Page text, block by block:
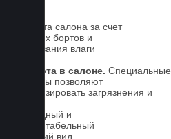
Чистота салона за счет
высоких бортов и
впитывания влаги
Чистота в салоне. Специальные
выступы позволяют
локализировать загрязнения и
Солидный и
презентабельный
внешний вид